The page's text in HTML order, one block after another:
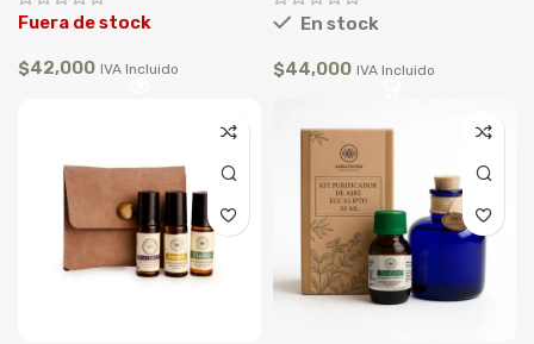
Fuera de stock
$42,000 IVA Incluido
En stock
$44,000 IVA Incluido